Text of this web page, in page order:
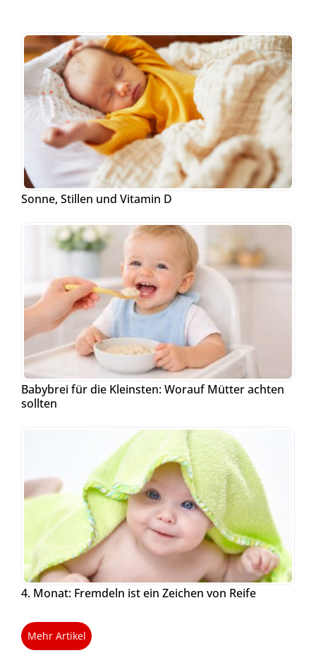
Sonne, Stillen und Vitamin D
Babybrei für die Kleinsten: Worauf Mütter achten
sollten
4. Monat: Fremdeln ist ein Zeichen von Reife
Mehr Artikel